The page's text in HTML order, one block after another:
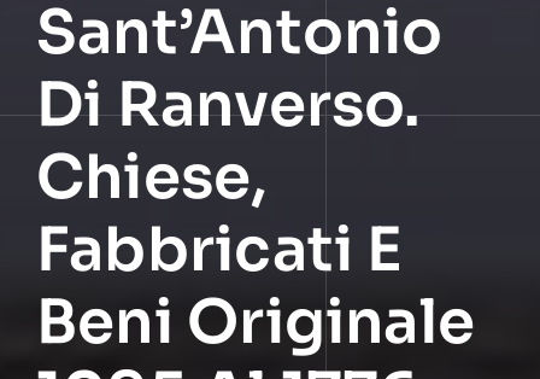
Sant’Antonio
Di Ranverso.
Chiese,
Fabbricati E
Beni Originale